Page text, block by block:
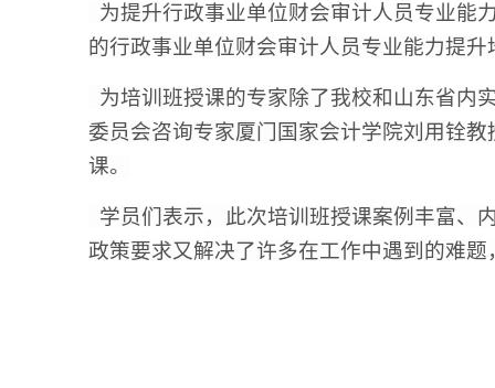
为提升行政事业单位财会审计人员专业能
的行政事业单位财会审计人员专业能力提升
为培训班授课的专家除了我校和山东省内
委员会咨询专家厦门国家会计学院刘用铨
课。
学员们表示，此次培训 班授课案例丰富、
政策要求又解决了许多在工作中遇到的难题